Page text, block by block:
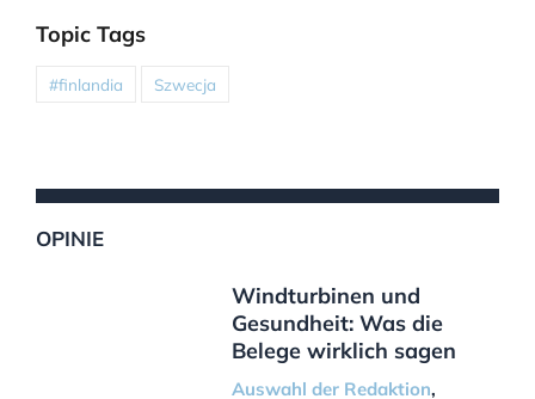
Topic Tags
#finlandia Szwecja
OPINIE
Windturbinen und
Gesundheit: Was die
Belege wirklich sagen
Auswahl der Redaktion,